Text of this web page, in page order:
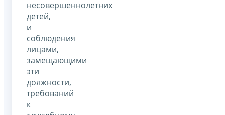
несовершеннолетних
детей,
и
соблюдения
лицами,
замещающими
эти
должности,
требований
к